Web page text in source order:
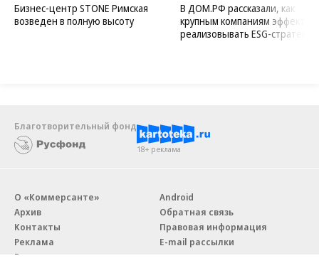
Бизнес-центр STONE Римская
возведен в полную высоту
В ДОМ.РФ рассказали, как
крупным компаниям
реализовывать ESG-стратегию
Благотворительный фонд
18+ реклама
О «Коммерсанте»
Архив
Контакты
Реклама
Вакансии
Android
Обратная связь
Правовая информация
E-mail рассылки